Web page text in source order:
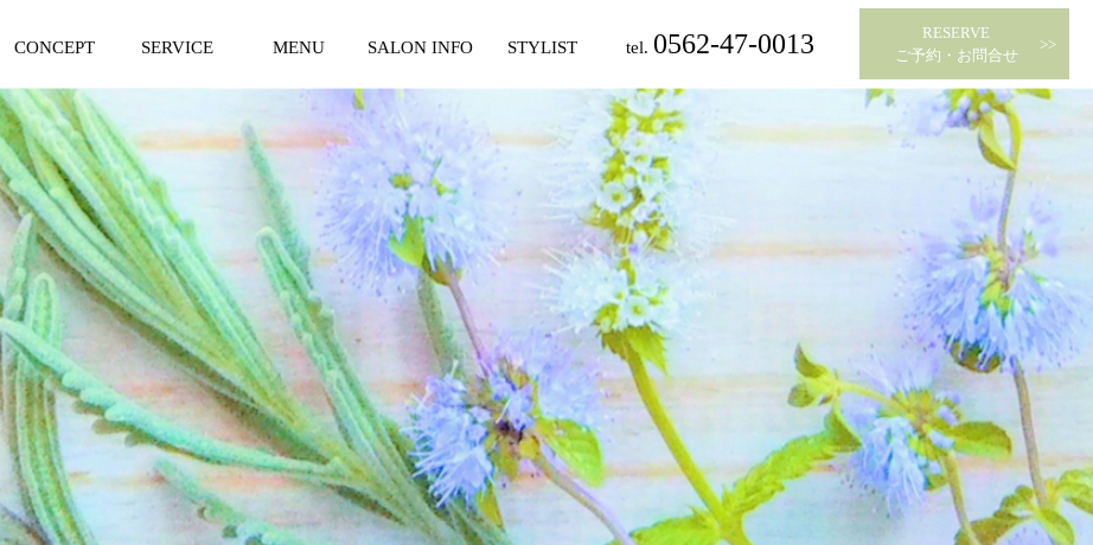
CONCEPT SERVICE MENU SALON INFO STYLIST tel. 0562-47-0013
RESERVE
​​​​​​​ご予約・お問合せ